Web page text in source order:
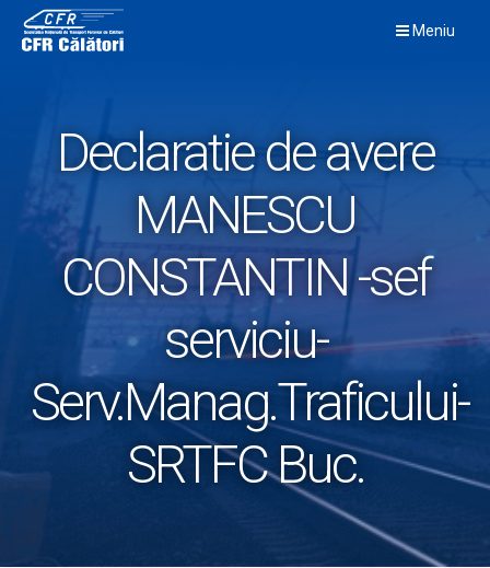
content
Meniu
Declaratie de avere
MANESCU
CONSTANTIN -sef
serviciu-
Serv.Manag.Traficului-
SRTFC Buc.